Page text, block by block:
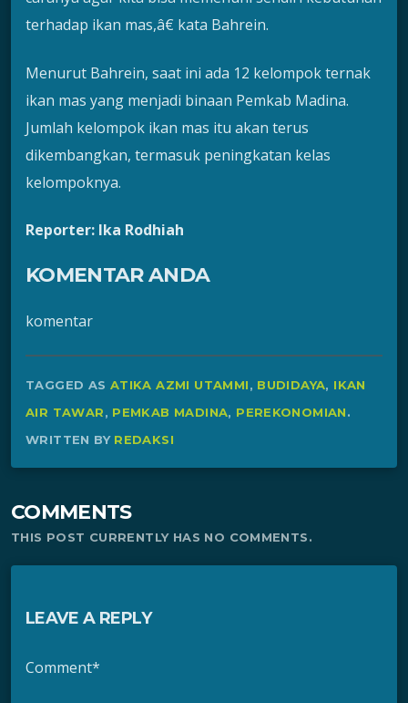
terhadap ikan mas,â€ kata Bahrein.
Menurut Bahrein, saat ini ada 12 kelompok ternak
ikan mas yang menjadi binaan Pemkab Madina.
Jumlah kelompok ikan mas itu akan terus
dikembangkan, termasuk peningkatan kelas
kelompoknya.
Reporter: Ika Rodhiah
KOMENTAR ANDA
komentar
TAGGED AS ATIKA AZMI UTAMMI, BUDIDAYA, IKAN
AIR TAWAR, PEMKAB MADINA, PEREKONOMIAN.
WRITTEN BY REDAKSI
COMMENTS
THIS POST CURRENTLY HAS NO COMMENTS.
LEAVE A REPLY
Comment*